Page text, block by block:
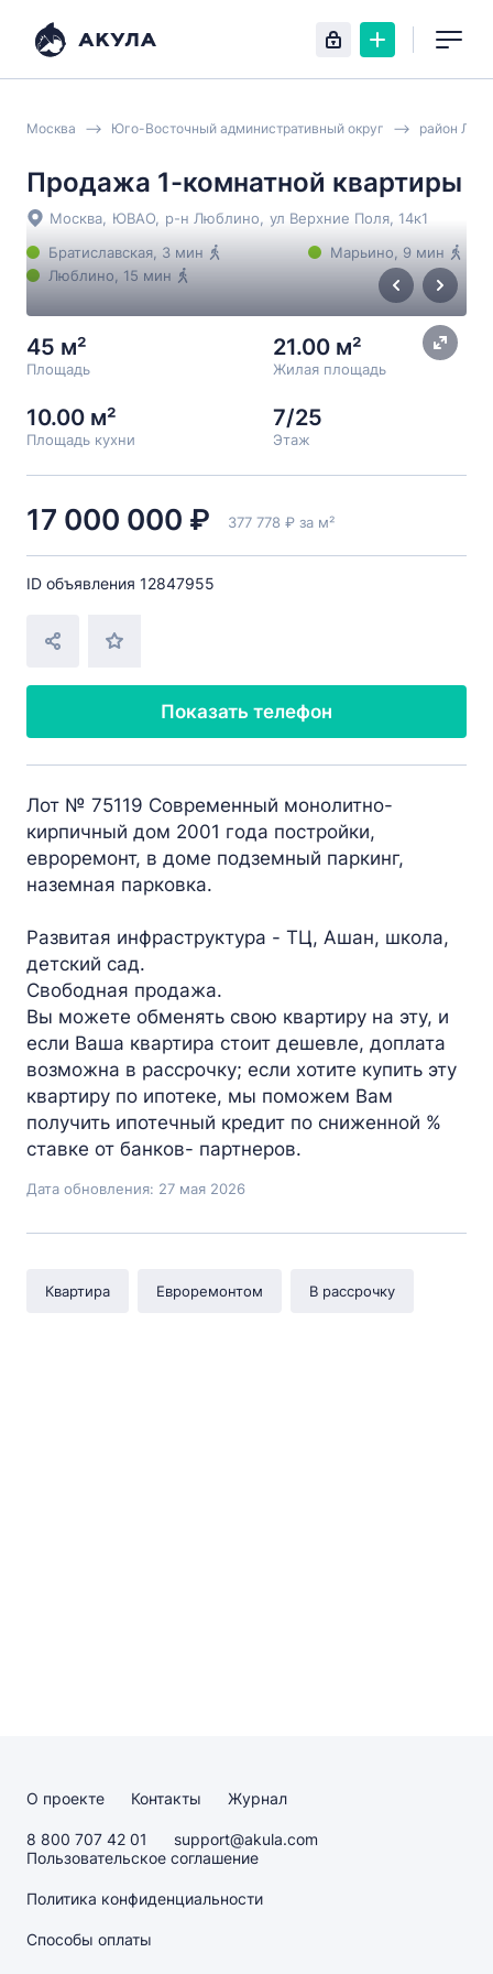
Москва Юго-Восточный административный округ район
Продажа 1-комнатной квартиры
Москва, ЮВАО, р-н Люблино, ул Верхние Поля, 14к1
Братиславская, 3 мин Марьино, 9 мин
Люблино, 15 мин
45 м²
Площадь
21.00 м²
Жилая площадь
10.00 м²
Площадь кухни
7/25
Этаж
17 000 000 ₽ 377 778 ₽ за м²
ID объявления 12847955
Показать телефон
Лот № 75119 Современный монолитно-
кирпичный дом 2001 года постройки,
евроремонт, в доме подземный паркинг,
наземная парковка.
Развитая инфраструктура - ТЦ, Ашан, школа,
детский сад.
Свободная продажа.
Вы можете обменять свою квартиру на эту, и
если Ваша квартира стоит дешевле, доплата
возможна в рассрочку; если хотите купить эту
квартиру по ипотеке, мы поможем Вам
получить ипотечный кредит по сниженной %
ставке от банков- партнеров.
Дата обновления: 27 мая 2026
Квартира Евроремонтом В рассрочку
О проекте Контакты Журнал
8 800 707 42 01
support@akula.com
Пользовательское соглашение
Политика конфиденциальности
Способы оплаты